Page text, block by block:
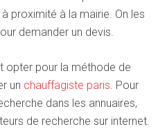
proximité à la mairie. On les
demander un devis.
opter pour la méthode de
un chauffagiste paris. Pour
dans les annuaires,
de recherche sur internet.